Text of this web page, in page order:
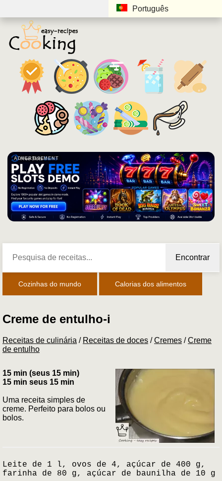
Português
ADVERTISEMENT
Encontrar
Cozinhas do mundo Calorias dos alimentos
Creme de entulho-i
Receitas de culinária / Receitas de doces /Cremes /Creme
de entulho
15 min (seus 15 min)
15 min seus 15 min
Uma receita simples de
creme. Perfeito para bolos ou
bolos.
Leite de 1 l, ovos de 4, açúcar de 400 g,
farinha de 80 g, açúcar de baunilha de 10 g